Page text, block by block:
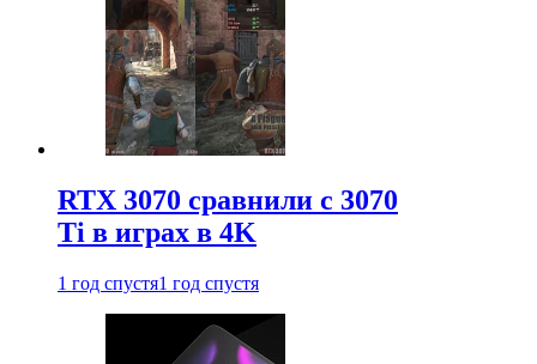
RTX 3070 сравнили с 3070
Ti в играх в 4K
1 год спустя1 год спустя